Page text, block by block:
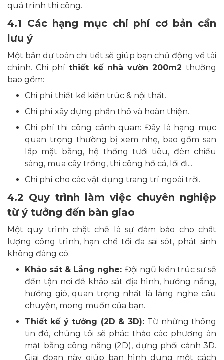
quá trình thi công.
4.1 Các hạng mục chi phí cơ bản cần
lưu ý
Một bản dự toán chi tiết sẽ giúp bạn chủ động về tài
chính. Chi phíthiết kế nhà vườn 200m2 thường
bao gồm:
Chi phí thiết kế kiến trúc & nội thất.
Chi phí xây dựng phần thô và hoàn thiện.
Chi phí thi công cảnh quan: Đây là hạng mục
quan trọng thường bị xem nhẹ, bao gồm san
lấp mặt bằng, hệ thống tưới tiêu, đèn chiếu
sáng, mua cây trồng, thi công hồ cá, lối đi...
Chi phí cho các vật dụng trang trí ngoài trời.
4.2 Quy trình làm việc chuyên nghiệp
từ ý tưởng đến bàn giao
Một quy trình chặt chẽ là sự đảm bảo cho chất
lượng công trình, hạn chế tối đa sai sót, phát sinh
không đáng có.
Khảo sát & Lắng nghe: Đội ngũ kiến trúc sư sẽ
đến tận nơi để khảo sát địa hình, hướng nắng,
hướng gió, quan trọng nhất là lắng nghe câu
chuyện, mong muốn của bạn.
Thiết kế ý tưởng (2D & 3D): Từ những thông
tin đó, chúng tôi sẽ phác thảo các phương án
mặt bằng công năng (2D), dựng phối cảnh 3D.
Giai đoạn này giúp bạn hình dung một cách